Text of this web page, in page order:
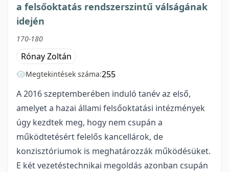
a felsőoktatás rendszerszintű válságának
idején
170-180
Rónay Zoltán
Megtekintések száma:255
A 2016 szeptemberében induló tanév az első,
amelyet a hazai állami felsőoktatási intézmények
úgy kezdtek meg, hogy nem csupán a
működtetésért felelős kancellárok, de
konzisztóriumok is meghatározzák működésüket.
E két vezetéstechnikai megoldás azonban csupán